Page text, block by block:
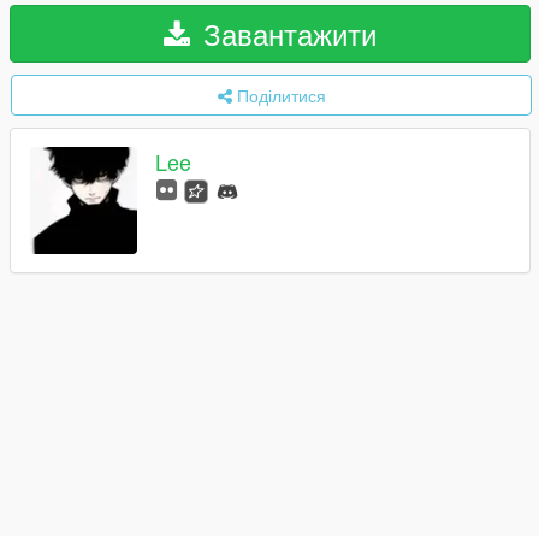
Завантажити
Поділитися
Lee